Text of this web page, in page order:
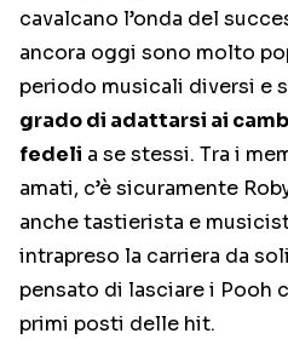
cavalcano l’onda del
ancora oggi sono molto
periodo musicali diversi e
grado di adattarsi ai
fedeli a se stessi. Tra i
amati, c’è sicuramente
anche tastierista e
intrapreso la carriera da
pensato di lasciare i Pooh
primi posti delle hit.